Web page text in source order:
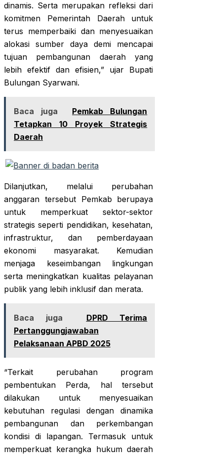
dinamis. Serta merupakan refleksi dari
komitmen Pemerintah Daerah untuk
terus memperbaiki dan menyesuaikan
alokasi sumber daya demi mencapai
tujuan pembangunan daerah yang
lebih efektif dan efisien,” ujar Bupati
Bulungan Syarwani.
Baca juga
Pemkab Bulungan
Tetapkan 10 Proyek Strategis
Daerah
Dilanjutkan, melalui perubahan
anggaran tersebut Pemkab berupaya
untuk memperkuat sektor-sektor
strategis seperti pendidikan, kesehatan,
infrastruktur, dan pemberdayaan
ekonomi masyarakat. Kemudian
menjaga keseimbangan lingkungan
serta meningkatkan kualitas pelayanan
publik yang lebih inklusif dan merata.
Baca juga
DPRD Terima
Pertanggungjawaban
Pelaksanaan APBD 2025
“Terkait perubahan program
pembentukan Perda, hal tersebut
dilakukan untuk menyesuaikan
kebutuhan regulasi dengan dinamika
pembangunan dan perkembangan
kondisi di lapangan. Termasuk untuk
memperkuat kerangka hukum daerah